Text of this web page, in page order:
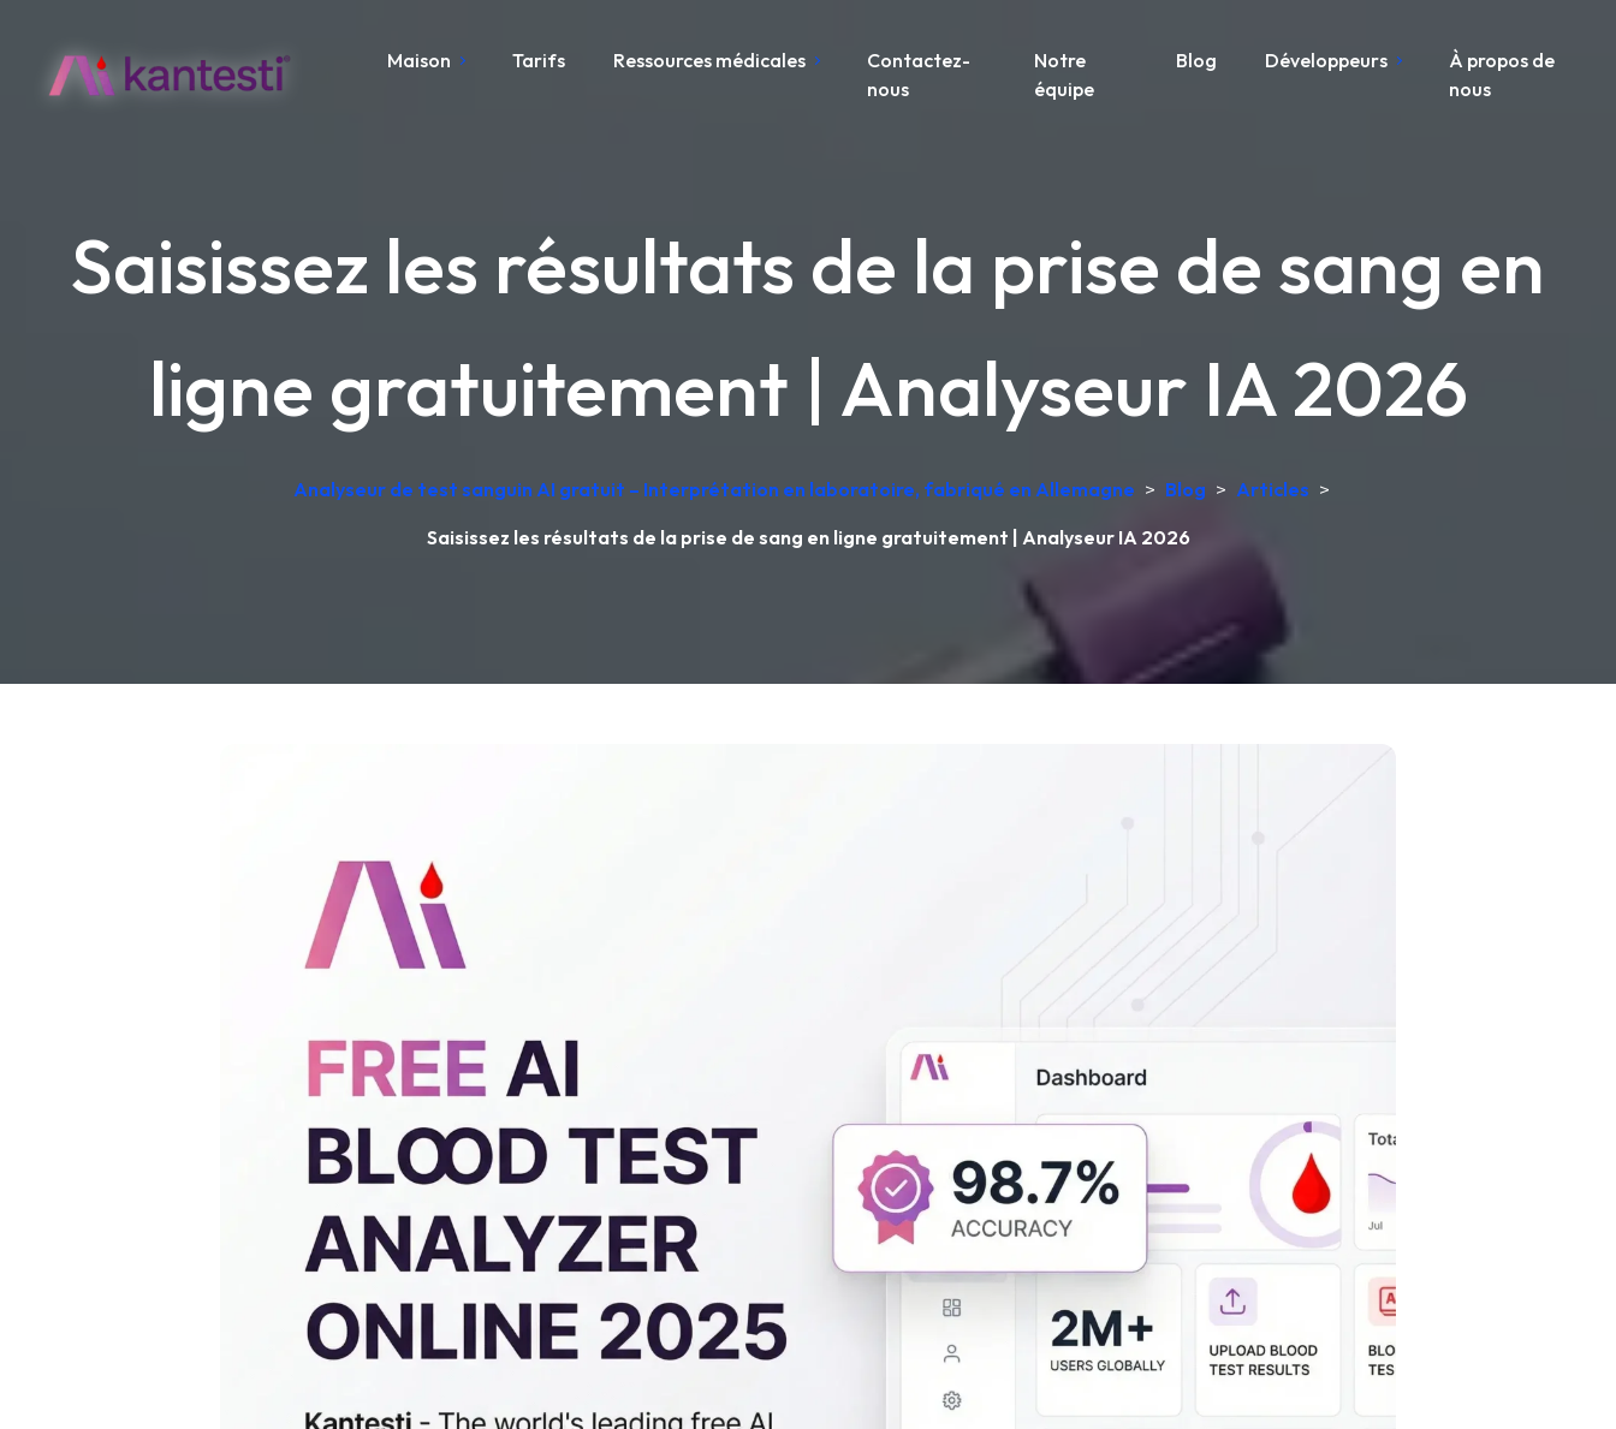
Maison Tarifs Ressources médicales
Contactez-
nous
Notre
équipe
Blog Développeurs
À propos de
nous
Saisissez les résultats de la prise de sang en
ligne gratuitement | Analyseur IA 2026
Analyseur de test sanguin AI gratuit – Interprétation en laboratoire, fabriqué en Allemagne > Blog > Articles >
Saisissez les résultats de la prise de sang en ligne gratuitement | Analyseur IA 2026